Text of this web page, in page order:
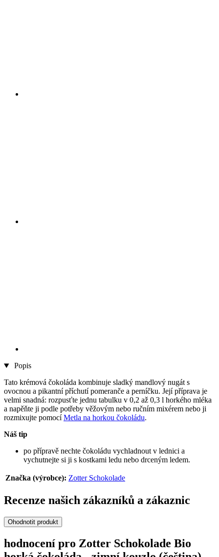
Popis
Tato krémová čokoláda kombinuje sladký mandlový nugát s
ovocnou a pikantní příchutí pomeranče a perníčku. Její příprava je
velmi snadná: rozpusťte jednu tabulku v 0,2 až 0,3 l horkého mléka
a napěňte ji podle potřeby věžovým nebo ručním mixérem nebo ji
rozmixujte pomocíMetla na horkou čokoládu.
Náš tip
po přípravě nechte čokoládu vychladnout v lednici a
vychutnejte si ji s kostkami ledu nebo drceným ledem.
Značka (výrobce): Zotter Schokolade
Recenze našich zákazníků a zákaznic
Ohodnotit produkt
hodnocení pro Zotter Schokolade Bio